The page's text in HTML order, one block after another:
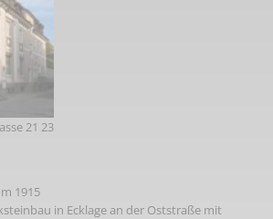
21 23
1915
in Ecklage an der Oststraße mit